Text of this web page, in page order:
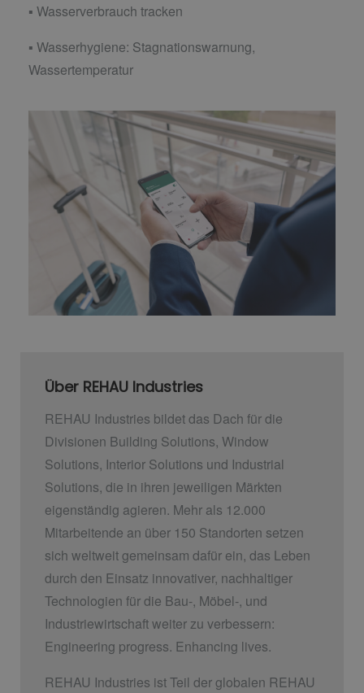
▪ Wasserverbrauch tracken
▪ Wasserhygiene: Stagnationswarnung,
Wassertemperatur
Über REHAU Industries
REHAU Industries bildet das Dach für die
Divisionen Building Solutions, Window
Solutions, Interior Solutions und Industrial
Solutions, die in ihren jeweiligen Märkten
eigenständig agieren. Mehr als 12.000
Mitarbeitende an über 150 Standorten setzen
sich weltweit gemeinsam dafür ein, das Leben
durch den Einsatz innovativer, nachhaltiger
Technologien für die Bau-, Möbel-, und
Industriewirtschaft weiter zu verbessern:
Engineering progress. Enhancing lives.
REHAU Industries ist Teil der globalen REHAU